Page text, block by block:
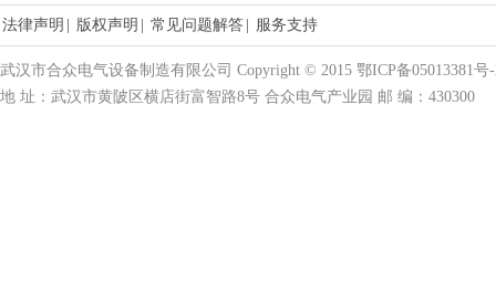
法律声明 版权声明 常见问题解答 服务支持
武汉市合众电气设备制造有限公司 Copyright © 2015 鄂ICP备05013381号
地 址：武汉市黄陂区横店街富智路8号 合众电气产业园 邮 编：430300